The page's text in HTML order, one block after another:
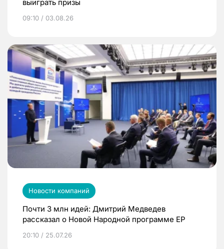
выиграть призы
09:10 / 03.08.26
Новости компаний
Почти 3 млн идей: Дмитрий Медведев
рассказал о Новой Народной программе ЕР
20:10 / 25.07.26